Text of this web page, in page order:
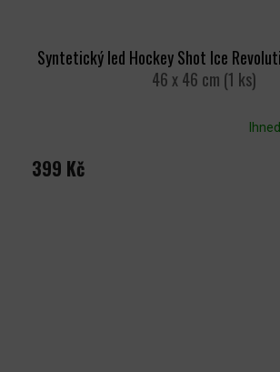
Syntetický led Hockey Shot Ice
46 x 46 cm (1 ks)
399 Kč